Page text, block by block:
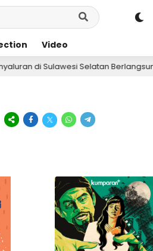
Video
di Sulawesi Selatan Berlangsung